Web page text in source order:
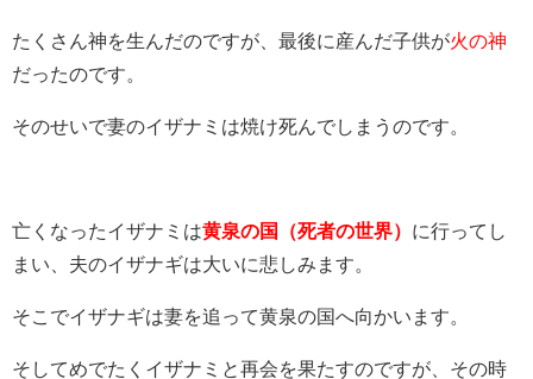
たくさん神を生んだのですが、最後に産んだ子供が火の神
だったのです。
そのせいで妻のイザナミは焼け死んでしまうのです。
亡くなったイザナミは黄泉の国（死者の世界） に行ってし
まい、夫のイザナギは大いに悲しみます。
そこでイザナギは妻を追って黄泉の国へ向かいます。
そしてめでたくイザナミと再会を果たすのですが、その時